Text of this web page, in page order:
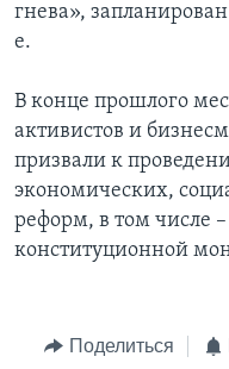
гнева»,
е.
В конце прошлого
активистов и
призвали к
экономических,
реформ, в том числе
конституционной
Поделиться